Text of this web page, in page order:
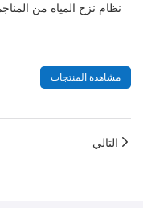
مشاهدة المنتجات
التالي